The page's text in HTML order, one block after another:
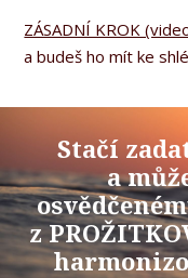
ZÁSADNÍ KROK
a budeš ho mít ke
Stačí
a
z